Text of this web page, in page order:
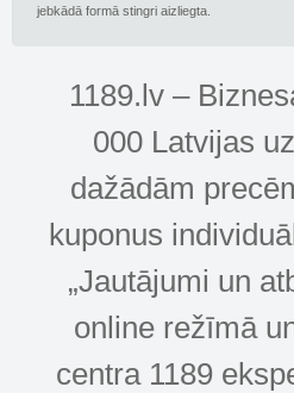
jebkādā formā stingri aizliegta.
1189.lv –
000 Latvijas
dažādām
kuponus
„Jautājumi un
online režīmā
centra 1189